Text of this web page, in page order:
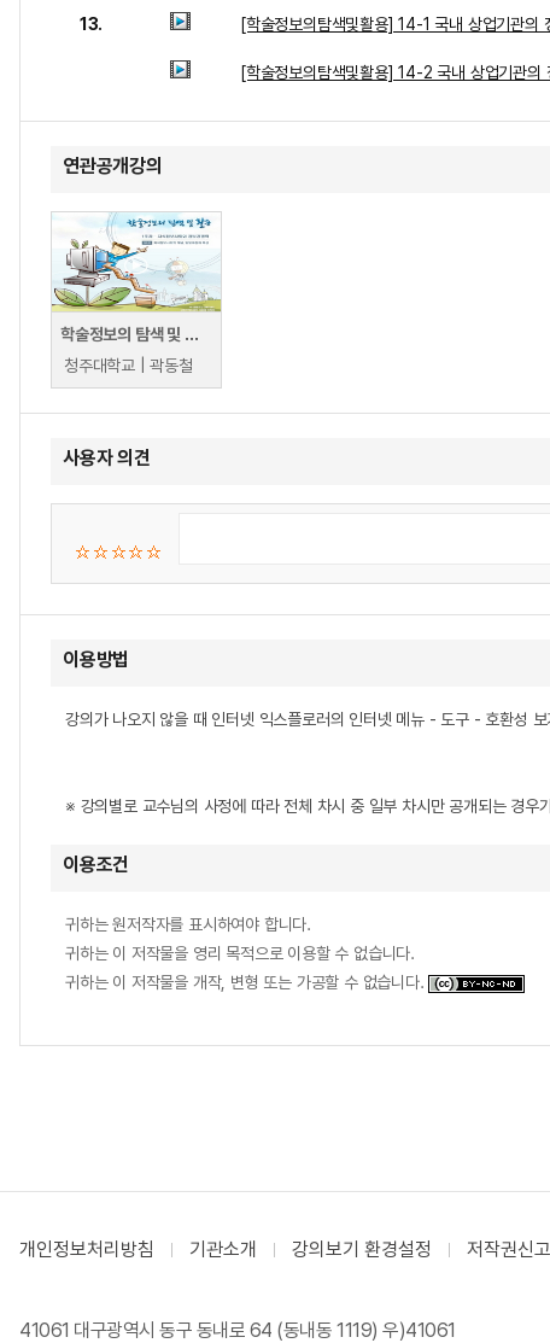
13. [학술정보의탐색및활용] 14-1 국내 상업기관의
[학술정보의탐색및활용] 14-2 국내 상업기관의
연관공개강의
학술정보의 탐색 및 활용
청주대학교 | 곽동철
사용자 의견
이용방법
강의가 나오지 않을 때 인터넷 익스플로러의 인터넷 메뉴 - 도구 - 호환성
※ 강의별로 교수님의 사정에 따라 전체 차시 중 일부 차시만 공개되는 경우
이용조건
귀하는 원저작자를 표시하여야 합니다.
귀하는 이 저작물을 영리 목적으로 이용할 수 없습니다.
귀하는 이 저작물을 개작, 변형 또는 가공할 수 없습니다.
개인정보처리방침 기관소개 강의보기 환경설정 저작권신고
41061 대구광역시 동구 동내로 64 (동내동 1119) 우)41061